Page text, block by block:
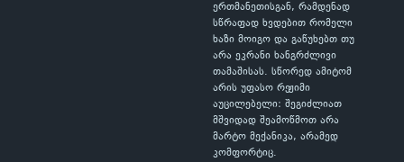
ერთმანეთისგან, რამდენად
სწრაფად ხვდებით რომელი
ხაზი მოიგო და გაწუხებთ თუ
არა ეკრანი ხანგრძლივი
თამაშისას. სწორედ ამიტომ
არის უფასო რეჟიმი
აუცილებელი: შეგიძლიათ
მშვიდად შეამოწმოთ არა
მარტო მექანიკა, არამედ
კომფორტიც.